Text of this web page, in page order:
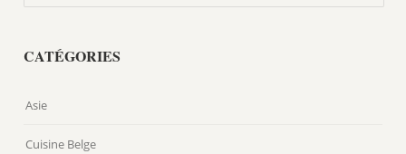
CATÉGORIES
Asie
Cuisine Belge